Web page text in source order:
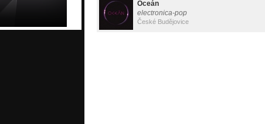
Oceán
electronica-pop
České Budějovice